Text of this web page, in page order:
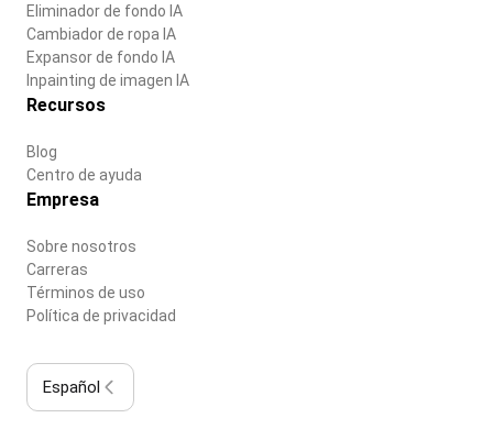
Eliminador de fondo IA
Cambiador de ropa IA
Expansor de fondo IA
Inpainting de imagen IA
Recursos
Blog
Centro de ayuda
Empresa
Sobre nosotros
Carreras
Términos de uso
Política de privacidad
Español